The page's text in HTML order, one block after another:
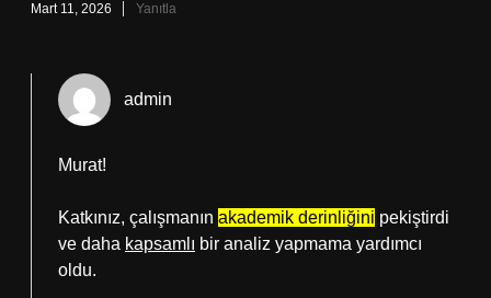
Mart 11, 2026 Yanıtla
admin
Murat!
Katkınız, çalışmanın akademik derinliğini pekiştirdi
ve daha kapsamlı bir analiz yapmama yardımcı
oldu.